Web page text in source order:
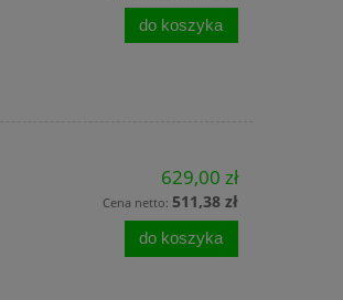
do koszyka
629,00 zł
Cena netto: 511,38 zł
do koszyka